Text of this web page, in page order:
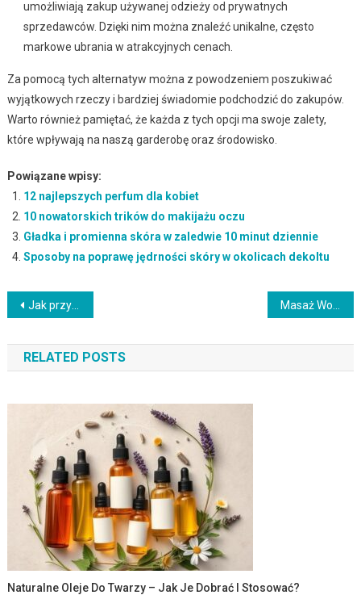
umożliwiają zakup używanej odzieży od prywatnych
sprzedawców. Dzięki nim można znaleźć unikalne, często
markowe ubrania w atrakcyjnych cenach.
Za pomocą tych alternatyw można z powodzeniem poszukiwać
wyjątkowych rzeczy i bardziej świadomie podchodzić do zakupów.
Warto również pamiętać, że każda z tych opcji ma swoje zalety,
które wpływają na naszą garderobę oraz środowisko.
Powiązane wpisy:
12 najlepszych perfum dla kobiet
10 nowatorskich trików do makijażu oczu
Gładka i promienna skóra w zaledwie 10 minut dziennie
Sposoby na poprawę jędrności skóry w okolicach dekoltu
Nawigacja
wpisu
Jak przywrócić pełnię koloru farbowanym włosom?
RELATED POSTS
Naturalne Oleje Do Twarzy – Jak Je Dobrać I Stosować?